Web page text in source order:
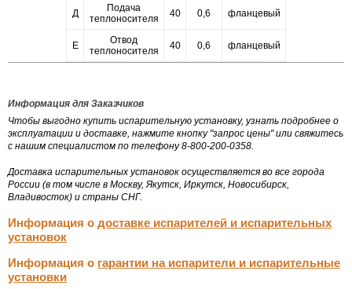
Д
Подача
теплоносителя
40 0,6 фланцевый
Е
Отвод
теплоносителя
40 0,6 фланцевый
Информация для Заказчиков
Чтобы выгодно купить испарительную установку, узнать подробнее о
эксплуатации и доставке, нажмите кнопку "запрос цены" или свяжитесь
с нашим специалистом по телефону 8-800-200-0358.
Доставка испарительных установок осуществляется во все города
России (в том числе в Москву, Якутск, Иркутск, Новосибирск,
Владивосток) и страны СНГ.
Информация о доставке испарителей и испарительных
установок
Информация о гарантии на испарители и испарительные
установки